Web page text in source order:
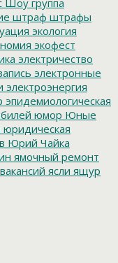
штраф штрафы
экология
экофест
электричество
электронные
электроэнергия
эпидемиологическая
юмор Юные
юридическая
Юрий Чайка
ямочный ремонт
ясли ящур